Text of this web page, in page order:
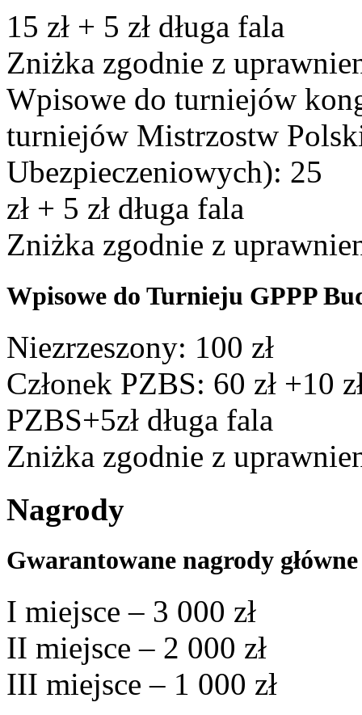
15 zł + 5 zł długa fala
Zniżka zgodnie z
Wpisowe do turniejów
turniejów Mistrzostw
Ubezpieczeniowych): 25
zł + 5 zł długa fala
Zniżka zgodnie z
Wpisowe do Turnieju GPPP
Niezrzeszony: 100 zł
Członek PZBS: 60 zł +10
PZBS+5zł długa fala
Zniżka zgodnie z
Nagrody
Gwarantowane nagrody
I miejsce – 3 000 zł
II miejsce – 2 000 zł
III miejsce – 1 000 zł